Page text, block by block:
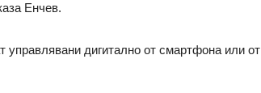
Енчев.
управлявани дигитално от смартфона или от